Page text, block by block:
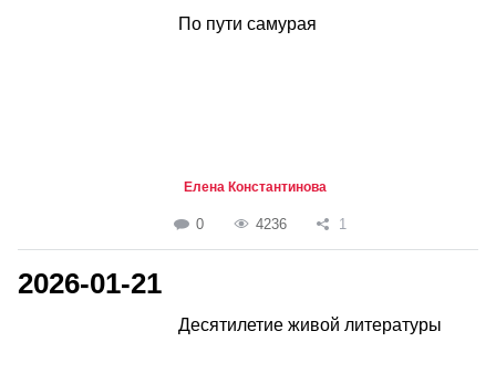
По пути самурая
Елена Константинова
0 4236 1
2026-01-21
Десятилетие живой литературы